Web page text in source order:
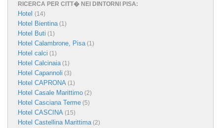
RICERCA PER CITT� NEI DINTORNI PISA:
Hotel (14)
Hotel Bientina(1)
Hotel Buti (1)
Hotel Calambrone, Pisa(1)
Hotel calci (1)
Hotel Calcinaia(1)
Hotel Capannoli (3)
Hotel CAPRONA (1)
Hotel Casale Marittimo (2)
Hotel Casciana Terme (5)
Hotel CASCINA (15)
Hotel Castellina Marittima(2)